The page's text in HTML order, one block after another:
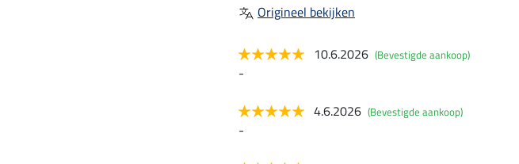
Origineel bekijken
10.6.2026 (Bevestigde aankoop)
-
4.6.2026 (Bevestigde aankoop)
-